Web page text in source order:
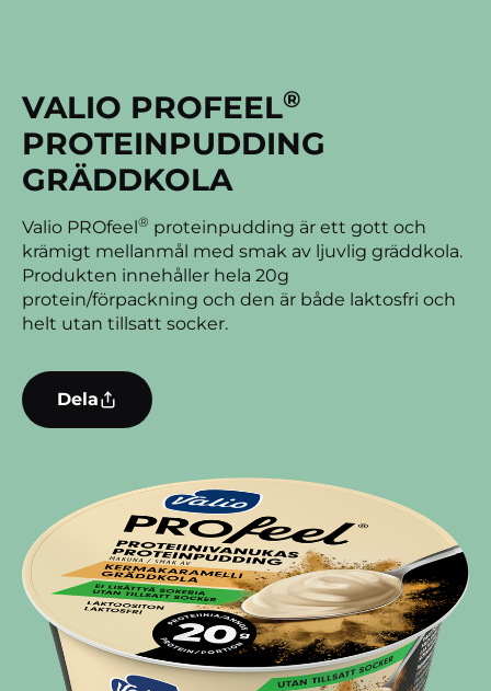
VALIO PROFEEL®
PROTEINPUDDING
GRÄDDKOLA
Valio PROfeel ® proteinpudding är ett gott och
krämigt mellanmål med smak av ljuvlig gräddkola.
Produkten innehåller hela 20g
protein/förpackning och den är både laktosfri och
helt utan tillsatt socker.
Dela